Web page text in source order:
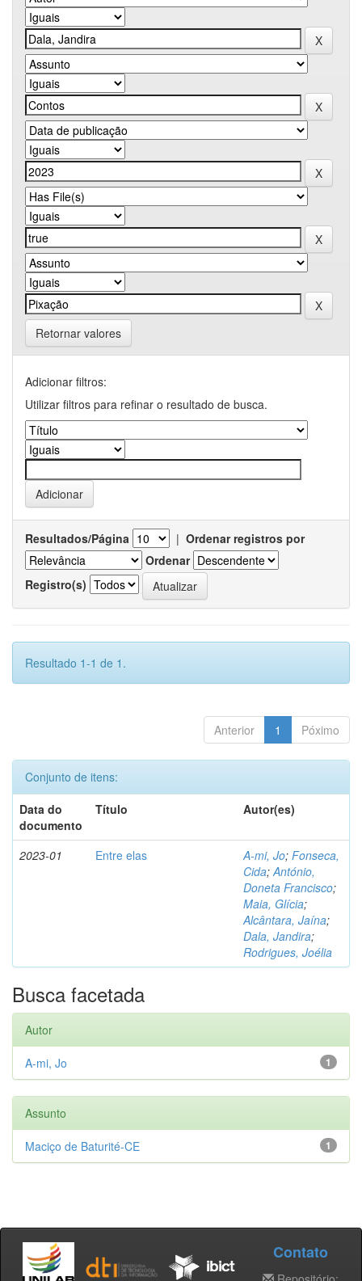
Retornar valores
Adicionar filtros:
Utilizar filtros para refinar o resultado de busca.
Resultados/Página | Ordenar registros por
Ordenar
Registro(s)
Resultado 1-1 de 1.
Anterior 1 Póximo
Conjunto de itens:
Data do
documento
Título Autor(es)
2023-01 Entre elas A-mi, Jo; Fonseca,
Cida;António,
Doneta Francisco;
Maia, Glícia;
Alcântara, Jaína;
Dala, Jandira;
Rodrigues, Joélia
Busca facetada
Autor
1
A-mi, Jo
Assunto
1
Maciço de Baturité-CE
Contato